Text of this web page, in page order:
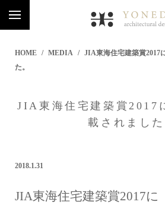
HOME MEDIA
JIA東海住宅建築賞
た。
JIA東海住宅建築賞
載されました
2018.1.31
JIA東海住宅建築賞2017